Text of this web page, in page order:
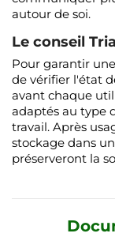
autour de soi.
Le conseil
Pour garantir
de vérifier l'état
avant chaque
adaptés au type
travail. Après
stockage dans
préserveront la